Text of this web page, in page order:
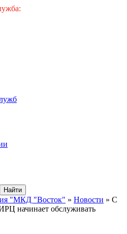
Найти
"МКД "Восток" » Новости » С
начинает обслуживать